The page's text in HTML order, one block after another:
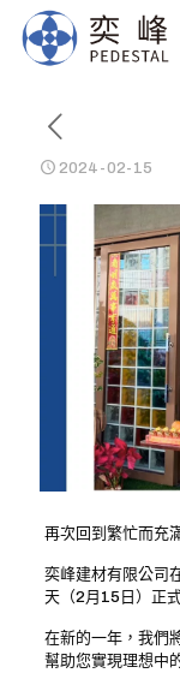
2024-02-15
再次回到繁忙而充
奕峰建材有限公司
天（2月15日）正
在新的一年，我們
幫助您實現理想中